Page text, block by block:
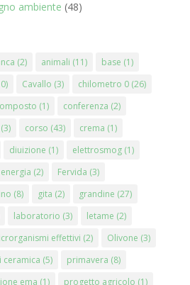
ambiente (48)
(2) animali (11) base (1)
Cavallo (3) chilometro 0(26)
(1) conferenza (2)
(3) corso (43) crema (1)
diuizione (1) elettrosmog(1)
energia (2) Fervida (3)
(8) gita (2) grandine (27)
laboratorio (3) letame (2)
effettivi (2) Olivone (3)
ceramica (5) primavera (8)
ema (1) progetto agricolo (1)